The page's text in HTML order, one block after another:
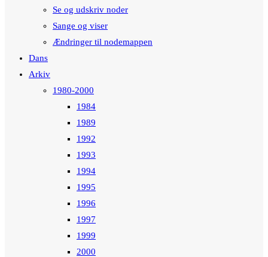
Se og udskriv noder
Sange og viser
Ændringer til nodemappen
Dans
Arkiv
1980-2000
1984
1989
1992
1993
1994
1995
1996
1997
1999
2000